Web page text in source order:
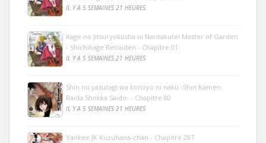
IL Y A 5 SEMAINES 21 HEURES
Kage no Jitsuryokusha ni Naritakute! Master of Garden
- Shichikage Retsuden - Chapitre 01
IL Y A 5 SEMAINES 21 HEURES
Shin no yasuragi wa konoyo ni naku -Shin Kamen
Raida Shokka Saido- - Chapitre 80
IL Y A 5 SEMAINES 21 HEURES
Yankee JK Kuzuhana-chan - Chapitre 287